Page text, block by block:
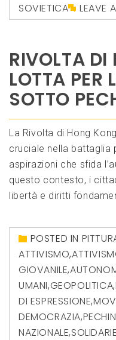
SOVIETICA
LEAVE
RIVOLTA DI
LOTTA PER
SOTTO
La Rivolta di Hong
cruciale nella battaglia
aspirazioni che sfida
questo contesto, i
libertà e diritti
POSTED IN
ATTIVISMO,
GIOVANILE,
UMANI,GEOPOLITICA,
DI ESPRESSIONE,
DEMOCRAZIA,
NAZIONALE,